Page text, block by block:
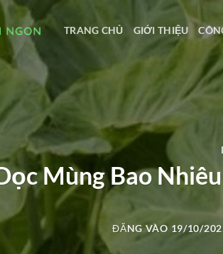
TRANG CHỦ GIỚI THIỆU
Mùng Bao
ĐĂNG VÀO 19/10/